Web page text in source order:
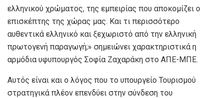
ελληνικού χρώματος, της εμπειρίας που αποκομίζει ο
επισκέπτης της χώρας μας. Και τι περισσότερο
αυθεντικά ελληνικό και ξεχωριστό από την ελληνική
πρωτογενή παραγωγή;» σημειώνει χαρακτηριστικά η
αρμόδια υφυπουργός Σοφία Ζαχαράκη στο ΑΠΕ-ΜΠΕ.
Αυτός είναι και ο λόγος που το υπουργείο Τουρισμού
στρατηγικά πλέον επενδύει στην σύνδεση του